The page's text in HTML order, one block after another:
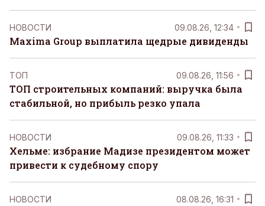
НОВОСТИ 09.08.26, 12:34
Maxima Group выплатила щедрые дивиденды
ТОП 09.08.26, 11:56
ТОП строительных компаний: выручка была
стабильной, но прибыль резко упала
НОВОСТИ 09.08.26, 11:33
Хельме: избрание Мадизе президентом может
привести к судебному спору
НОВОСТИ 08.08.26, 16:31